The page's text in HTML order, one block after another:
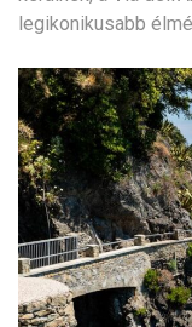
legikonikusabb